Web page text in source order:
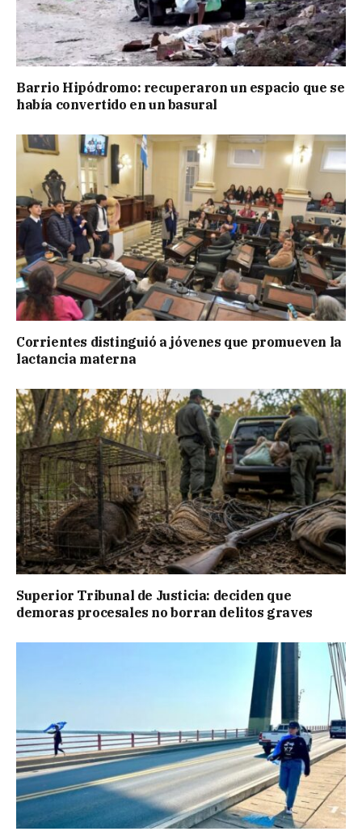
Barrio Hipódromo: recuperaron un espacio que se
había convertido en un basural
Corrientes distinguió a jóvenes que promueven la
lactancia materna
Superior Tribunal de Justicia: deciden que
demoras procesales no borran delitos graves